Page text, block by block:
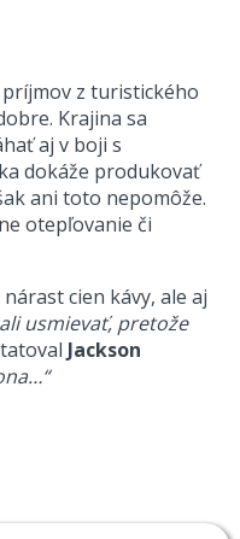
z turistického
Krajina sa
aj v boji s
dokáže produkovať
ani toto nepomôže.
otepľovanie či
cien kávy, ale aj
usmievať, pretože
Jackson